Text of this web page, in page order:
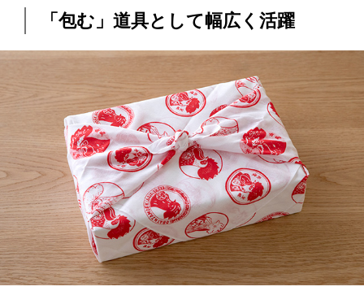
「包む」道具として幅広く活躍